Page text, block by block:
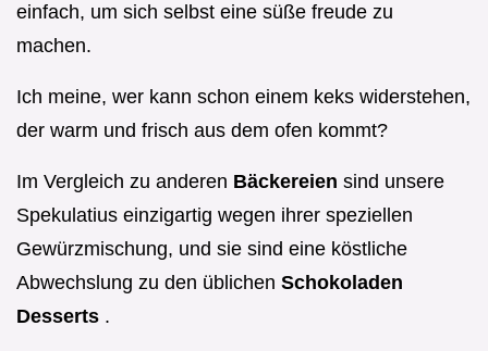
einfach, um sich selbst eine süße freude zu
machen.
Ich meine, wer kann schon einem keks widerstehen,
der warm und frisch aus dem ofen kommt?
Im Vergleich zu anderen Bäckereien sind unsere
Spekulatius einzigartig wegen ihrer speziellen
Gewürzmischung, und sie sind eine köstliche
Abwechslung zu den üblichen Schokoladen
Desserts .